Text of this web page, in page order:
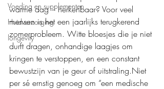
Voeding en supplementen
Huidverzorging
longevity
warme dag – herkenbaar? Voor veel
mensen is het een jaarlijks terugkerend
zomerprobleem. Witte bloesjes die je niet
durft dragen, onhandige laagjes om
kringen te verstoppen, en een constant
bewustzijn van je geur of uitstraling.Niet
per sé ernstig genoeg om “een medische